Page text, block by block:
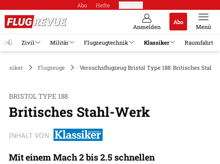
Abo Hefte
Anmelden
Abo
Menü
Zivil Militär Flugzeugtechnik Klassiker Raumfahrt
Flugzeuge Versuchsflugzeug Bristol Type 188: Britisches Stahl-
BRISTOL TYPE 188
Britisches Stahl-Werk
INHALT VON
Mit einem Mach 2 bis 2.5 schnellen